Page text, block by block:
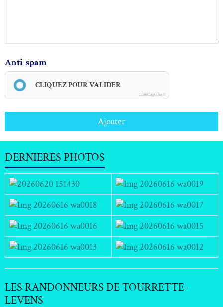
Anti-spam
CLIQUEZ POUR VALIDER
IconCaptcha ©
Ajouter
DERNIERES PHOTOS
LES RANDONNEURS DE TOURRETTE-
LEVENS